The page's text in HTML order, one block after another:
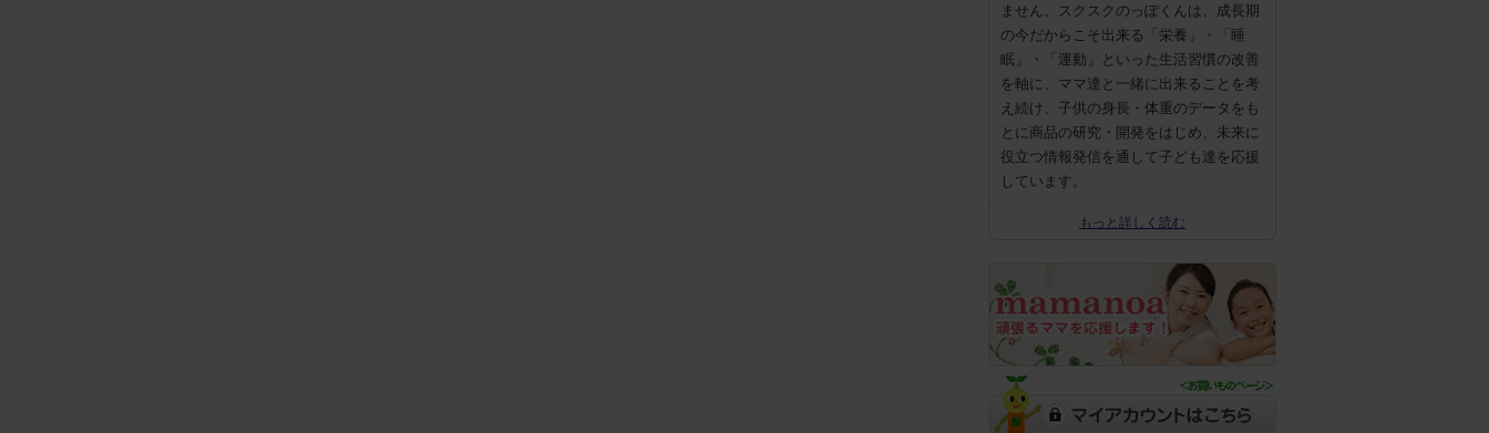
ません。スクスクのっぽくんは、成長期
の今だからこそ出来る「栄養」・「睡
眠」・「運動」といった生活習慣の改善
を軸に、ママ達と一緒に出来ることを考
え続け、子供の身長・体重のデータをも
とに商品の研究・開発をはじめ、未来に
役立つ情報発信を通して子ども達を応援
しています。
もっと詳しく読む